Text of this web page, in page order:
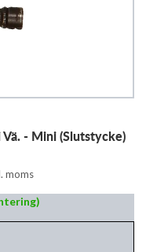
- Mini (Slutstycke)
moms